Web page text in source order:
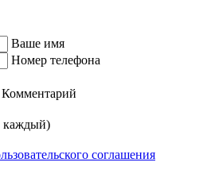
Ваше имя
Номер телефона
Комментарий
каждый)
соглашения